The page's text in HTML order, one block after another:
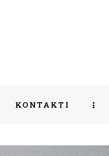
KONTAKTI